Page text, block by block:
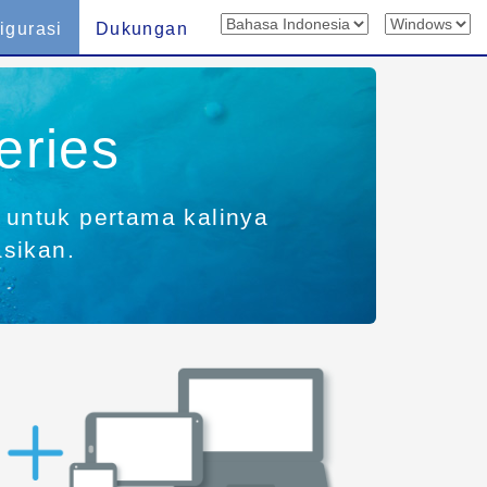
Dukungan
pertama kalinya